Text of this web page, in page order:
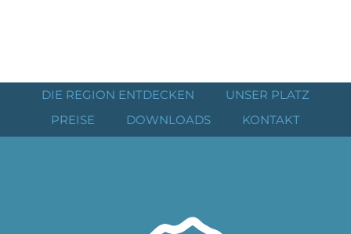
DIE REGION ENTDECKEN
UNSER PLATZ
PREISE
DOWNLOADS KONTAKT